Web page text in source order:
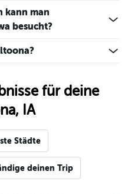
kann man
besucht?
für deine
IA
Städte
deinen Trip